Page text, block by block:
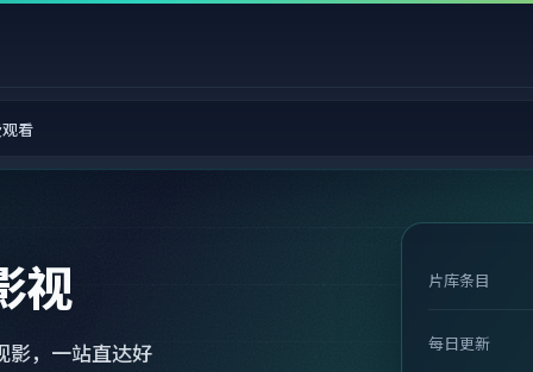
看
视
影，一站直达好
片库条目
每日更新